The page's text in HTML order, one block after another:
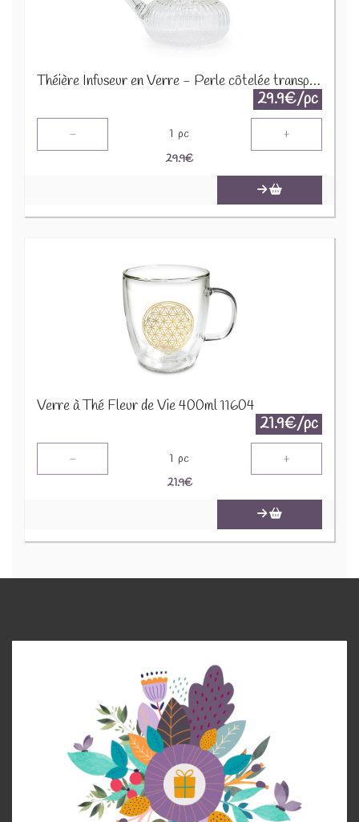
Théière Infuseur en Verre - Perle côtelée transparente - 850ml GteaP-12
29.9€/pc
- 1 pc +
29.9€
Verre à Thé Fleur de Vie 400ml 11604
21.9€/pc
- 1 pc +
21.9€